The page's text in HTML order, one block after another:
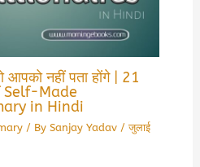
नहीं पता होंगे | 21
Self-Made
in Hindi
/ By Sanjay Yadav /जुलाई